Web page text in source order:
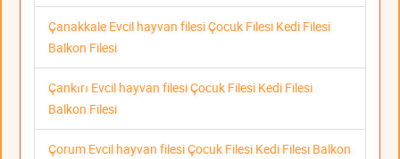
Çanakkale Evcil hayvan filesi Çocuk Filesi Kedi Filesi
Balkon Filesi
Çankırı Evcil hayvan filesi Çocuk Filesi Kedi Filesi
Balkon Filesi
Çorum Evcil hayvan filesi Çocuk Filesi Kedi Filesi Balkon